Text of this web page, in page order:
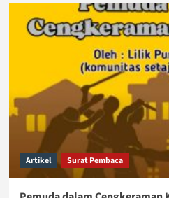
Artikel Surat Pembaca